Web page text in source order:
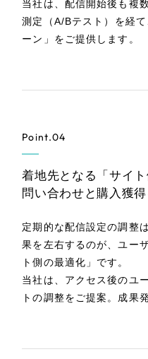
当社は、配信開始後も複
測定（A/Bテスト）を経
ーン」をご提供します。
Point.04
着地先となる「サイト
問い合わせと購入獲
定期的な配信設定の調整
果を左右するのが、ユー
ト側の最適化」です。
当社は、アクセス後のユ
トの調整をご提案。成果